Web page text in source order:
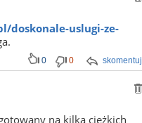
doskonale-uslugi-ze-
skomentuj
0 0
na kilka ciężkich